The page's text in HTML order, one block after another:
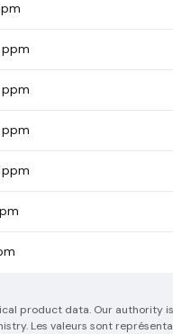
ppm
ppm
ppm
ppm
product data. Our authority
Les valeurs sont